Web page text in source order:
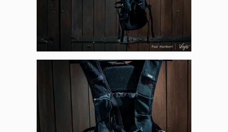
Panneau de gestion des
cookies
En autorisant ces services tiers, vous acceptez le dépôt et la
lecture de cookies et l'utilisation de technologies de suivi
nécessaires à leur bon fonctionnement.
Politique de confidentialité